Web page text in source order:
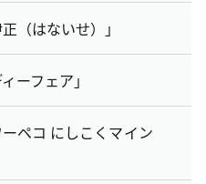
（はないせ）」
ーフェア」
ペコ にしこくマイン